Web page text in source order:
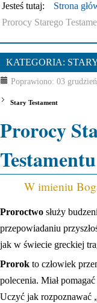
w ramach szkolnej
katechezy.
Jesteś tutaj: Strona
Prorocy Starego
KATEGORIA:
Poprawiono: 03
Stary Testament
Prorocy
Testamentu
W imieniu
Proroctwo służy
przepowiadaniu
jak w świecie greckiej
Prorok to człowiek
polecenia. Miał
Uczyć jak rozpoznawać